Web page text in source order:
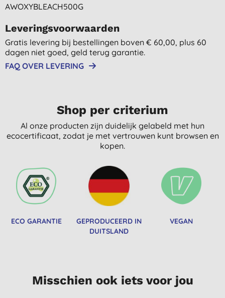
AWOXYBLEACH500G
Leveringsvoorwaarden
Gratis levering bij bestellingen boven € 60,00, plus 60
dagen niet goed, geld terug garantie.
FAQ OVER LEVERING
Shop per criterium
Al onze producten zijn duidelijk gelabeld met hun
ecocertificaat, zodat je met vertrouwen kunt browsen en
kopen.
ECO GARANTIE
GEPRODUCEERD IN
DUITSLAND
VEGAN
Misschien ook iets voor jou